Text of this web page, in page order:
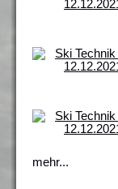
mehr...